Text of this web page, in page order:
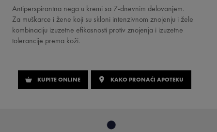
Antiperspirantna nega u kremi sa 7-dnevnim delovanjem.
Za muškarce i žene koji su skloni intenzivnom znojenju i žele
kombinaciju izuzetne efikasnosti protiv znojenja i izuzetne
tolerancije prema koži.
KUPITE ONLINE KAKO PRONAĆI APOTEKU